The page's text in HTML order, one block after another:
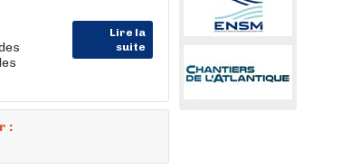
Lire la
suite
: